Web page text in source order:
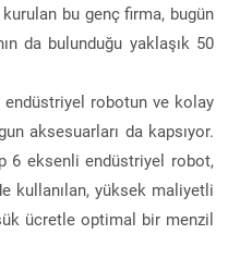
bu genç firma, bugün
da bulunduğu yaklaşık 50
endüstriyel robotun ve kolay
aksesuarları da kapsıyor.
6 eksenli endüstriyel robot,
kullanılan, yüksek maliyetli
ücretle optimal bir menzil
sektörü yılın ilk yarısında güçlü